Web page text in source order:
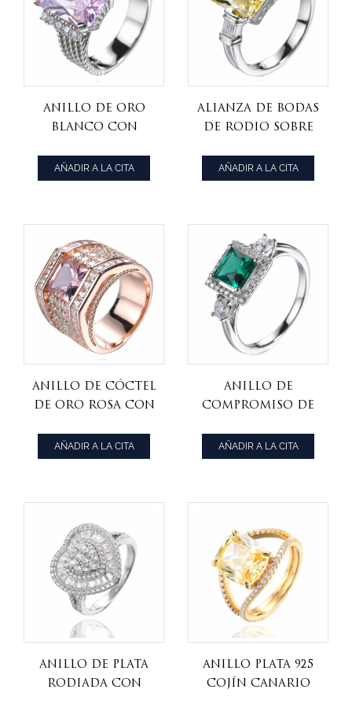
Anillo de oro
blanco con
cúbicas rosas y
blancas de talla
plata esterlina
AÑADIR A LA CITA
Alianza de bodas
de rodio sobre
circonitas
cúbicas
blancas
AÑADIR A LA CITA
Anillo de cóctel
de oro rosa con
morganita rosa
simulada de
AÑADIR A LA CITA
Anillo de
compromiso de
de circonita
cúbica blanca y
simulada de
AÑADIR A LA CITA
Anillo de plata
rodiada con
Anillo Plata 925
Cojín Canario